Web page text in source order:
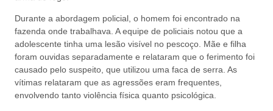
Durante a abordagem policial, o homem foi encontrado na
fazenda onde trabalhava. A equipe de policiais notou que a
adolescente tinha uma lesão visível no pescoço. Mãe e filha
foram ouvidas separadamente e relataram que o ferimento foi
causado pelo suspeito, que utilizou uma faca de serra. As
vítimas relataram que as agressões eram frequentes,
envolvendo tanto violência física quanto psicológica.